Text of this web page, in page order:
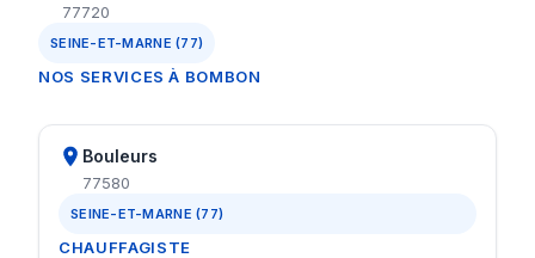
77720
SEINE-ET-MARNE (77)
NOS SERVICES À BOMBON
Bouleurs
77580
SEINE-ET-MARNE (77)
CHAUFFAGISTE